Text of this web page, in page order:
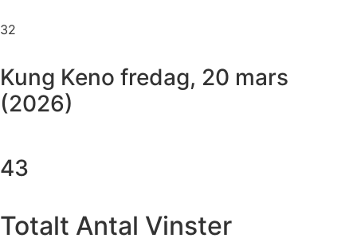
32
Kung Keno fredag, 20 mars
(2026)
43
Totalt Antal Vinster